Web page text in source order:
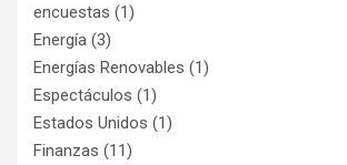
encuestas (1)
Energía (3)
Energías Renovables (1)
Espectáculos (1)
Estados Unidos (1)
Finanzas (11)